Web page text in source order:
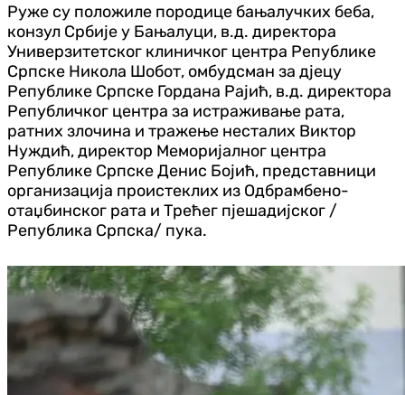
Руже су положиле породице бањалучких беба,
конзул Србије у Бањалуци, в.д. директора
Универзитетског клиничког центра Републике
Српске Никола Шобот, омбудсман за д‌јецу
Републике Српске Гордана Рајић, в.д. директора
Републичког центра за истраживање рата,
ратних злочина и тражење несталих Виктор
Нуждић, директор Меморијалног центра
Републике Српске Денис Бојић, представници
организација проистеклих из Одбрамбено-
отаџбинског рата и Трећег пјешадијског /
Република Српска/ пука.